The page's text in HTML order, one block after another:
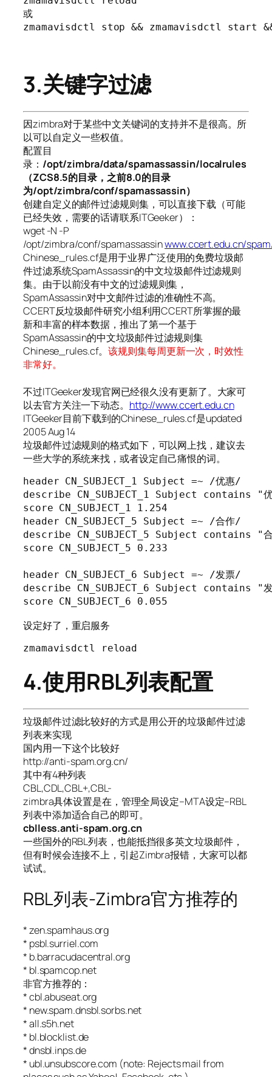
或
zmamavisdctl stop && zmamavisdctl start
3.关键字过滤
因zimbra对于某些中文关键词的支持并不是很高。所
以可以自定义一些权值。
配置目
录： /opt/zimbra/data/spamassassin/localrules
（ZCS8.5的目录，之前8.0的目录
为/opt/zimbra/conf/spamassassin）
创建自定义的邮件过滤规则集，可以直接下载（可能
已经失效，需要的话请联系ITGeeker）：
wget -N -P
/opt/zimbra/conf/spamassassinwww.ccert.edu.cn/
Chinese_rules.cf是用于业界广泛使用的免费垃圾邮
件过滤系统SpamAssassin的中文垃圾邮件过滤规则
集。由于以前没有中文的过滤规则集，
SpamAssassin对中文邮件过滤的准确性不高。
CCERT反垃圾邮件研究小组利用CCERT所掌握的最
新和丰富的样本数据，推出了第一个基于
SpamAssassin的中文垃圾邮件过滤规则集
Chinese_rules.cf。该规则集每周更新一次，时效性
非常好。
不过ITGeeker发现官网已经很久没有更新了。大家可
以去官方关注一下动态。 http://www.ccert.edu.cn
ITGeeker目前下载到的Chinese_rules.cf是updated
2005 Aug 14
垃圾邮件过滤规则的格式如下，可以网上找，建议去
一些大学的系统来找，或者设定自己痛恨的词。
header CN_SUBJECT_1 Subject =~ /优惠/
describe CN_SUBJECT_1 Subject contains "
score CN_SUBJECT_1 1.254
header CN_SUBJECT_5 Subject =~ /合作/
describe CN_SUBJECT_5 Subject contains "
score CN_SUBJECT_5 0.233
header CN_SUBJECT_6 Subject =~ /发票/
describe CN_SUBJECT_6 Subject contains "
score CN_SUBJECT_6 0.055
设定好了，重启服务
zmamavisdctl reload
4.使用RBL列表配置
垃圾邮件过滤比较好的方式是用公开的垃圾邮件过滤
列表来实现
国内用一下这个比较好
http://anti-spam.org.cn/
其中有4种列表
CBL,CDL,CBL+,CBL-
zimbra具体设置是在，管理全局设定–MTA设定–RBL
列表中添加适合自己的即可。
cblless.anti-spam.org.cn
一些国外的RBL列表，也能抵挡很多英文垃圾邮件，
但有时候会连接不上，引起Zimbra报错，大家可以都
试试。
RBL列表-Zimbra官方推荐的
* zen.spamhaus.org
* psbl.surriel.com
* b.barracudacentral.org
* bl.spamcop.net
非官方推荐的：
* cbl.abuseat.org
* new.spam.dnsbl.sorbs.net
* all.s5h.net
* bl.blocklist.de
* dnsbl.inps.de
* ubl.unsubscore.com (note: Rejects mail from